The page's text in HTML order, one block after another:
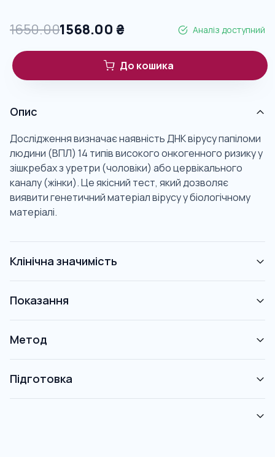
1650.001568.00 ₴ Аналіз доступний
До кошика
Опис
Дослідження визначає наявність ДНК вірусу папіломи
людини (ВПЛ) 14 типів високого онкогенного ризику у
зішкребах з уретри (чоловіки) або цервікального
каналу (жінки). Це якісний тест, який дозволяє
виявити генетичний матеріал вірусу у біологічному
матеріалі.
Клінічна значимість
Показання
Метод
Підготовка